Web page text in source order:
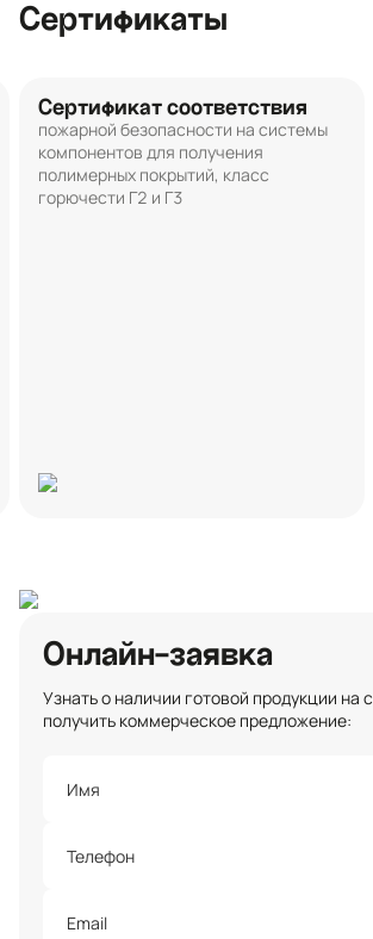
Сертификаты
Сертификат соответствия
пожарной безопасности на системы
компонентов для получения
полимерных покрытий, класс
горючести Г2 и Г3
Онлайн-заявка
Узнать о наличии готовой продукции на
получить коммерческое предложение: